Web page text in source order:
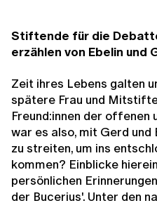
Stiftende für die
erzählen von Ebelin und
Zeit ihres Lebens galten
spätere Frau und
Freund:innen der offenen
war es also, mit Gerd
zu streiten, um ins
kommen? Einblicke
persönlichen
der Bucerius'. Unter den